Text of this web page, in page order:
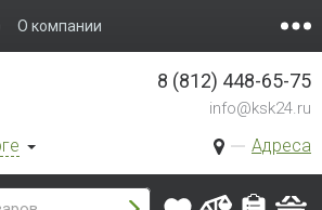
О компании
Адреса
8 (812) 448-65-75
info@ksk24.ru